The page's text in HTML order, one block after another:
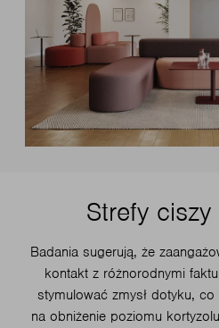
Strefy
Badania sugerują, że
kontakt z różnorodnymi
stymulować zmysł dotyku,
na obniżenie poziomu